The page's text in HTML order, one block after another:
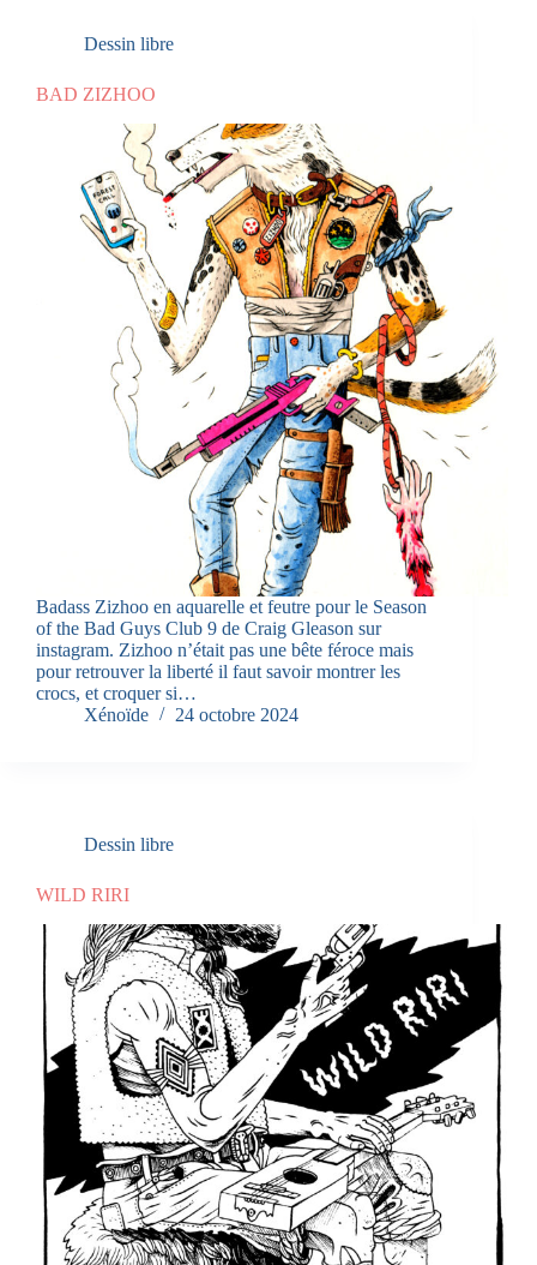
Dessin libre
BAD ZIZHOO
Badass Zizhoo en aquarelle et feutre pour le Season
of the Bad Guys Club 9 de Craig Gleason sur
instagram. Zizhoo n’était pas une bête féroce mais
pour retrouver la liberté il faut savoir montrer les
crocs, et croquer si…
Xénoïde
24 octobre 2024
Dessin libre
WILD RIRI